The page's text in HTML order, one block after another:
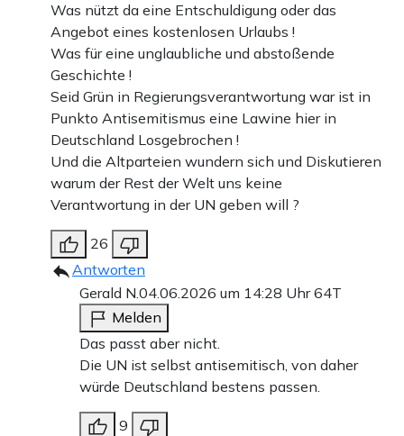
Was nützt da eine Entschuldigung oder das
Angebot eines kostenlosen Urlaubs !
Was für eine unglaubliche und abstoßende
Geschichte !
Seid Grün in Regierungsverantwortung war ist in
Punkto Antisemitismus eine Lawine hier in
Deutschland Losgebrochen !
Und die Altparteien wundern sich und Diskutieren
warum der Rest der Welt uns keine
Verantwortung in der UN geben will ?
26
Antworten
Gerald N.04.06.2026 um 14:28 Uhr64T
Melden
Das passt aber nicht.
Die UN ist selbst antisemitisch, von daher
würde Deutschland bestens passen.
9